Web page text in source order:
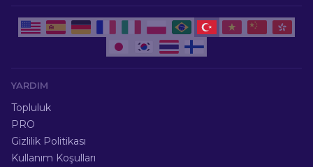
YARDIM
Topluluk
PRO
Gizlilik Politikası
Kullanım Koşulları